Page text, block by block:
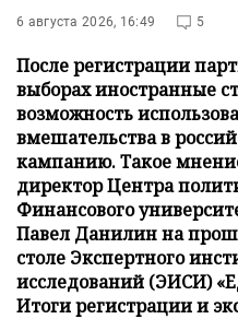
6 августа 2026, 16:49 5
После регистрации
выборах иностранные
возможность
вмешательства в
кампанию. Такое
директор Центра
Финансового
Павел Данилин на
столе Экспертного
исследований (ЭИСИ)
Итоги регистрации и